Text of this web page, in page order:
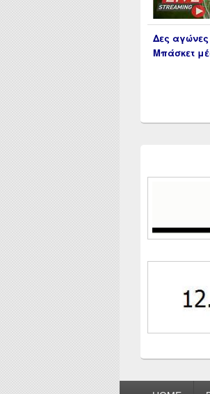
Δες
Μπάσκετ